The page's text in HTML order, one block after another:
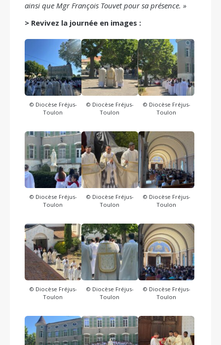
ainsi que Mgr François Touvet pour sa présence. »
> Revivez la journée en images :
© Diocèse Fréjus-
Toulon
© Diocèse Fréjus-
Toulon
© Diocèse Fréjus-
Toulon
© Diocèse Fréjus-
Toulon
© Diocèse Fréjus-
Toulon
© Diocèse Fréjus-
Toulon
© Diocèse Fréjus-
Toulon
© Diocèse Fréjus-
Toulon
© Diocèse Fréjus-
Toulon